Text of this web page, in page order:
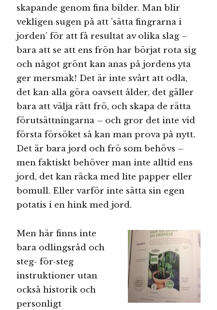
skapande genom fina bilder. Man blir
vekligen sugen på att ’sätta fingrarna i
jorden’ för att få resultat av olika slag –
bara att se att ens frön har börjat rota sig
och något grönt kan anas på jordens yta
ger mersmak! Det är inte svårt att odla,
det kan alla göra oavsett ålder, det gäller
bara att välja rätt frö, och skapa de rätta
förutsättningarna – och gror det inte vid
första försöket så kan man prova på nytt.
Det är bara jord och frö som behövs –
men faktiskt behöver man inte alltid ens
jord, det kan räcka med lite papper eller
bomull. Eller varför inte sätta sin egen
potatis i en hink med jord.
Men här finns inte
bara odlingsråd och
steg- för-steg
instruktioner utan
också historik och
personligt